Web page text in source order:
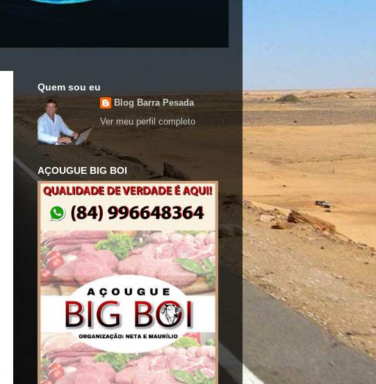
Quem sou eu
Blog Barra Pesada
Ver meu perfil completo
AÇOUGUE BIG BOI